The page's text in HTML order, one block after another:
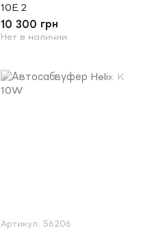
10E.2
10 300 грн
Нет в наличии
Артикул: 56206